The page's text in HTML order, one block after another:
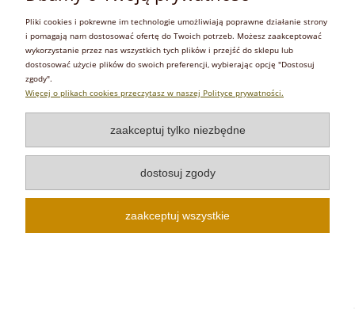
Pliki cookies i pokrewne im technologie umożliwiają poprawne działanie strony
i pomagają nam dostosować ofertę do Twoich potrzeb. Możesz zaakceptować
wykorzystanie przez nas wszystkich tych plików i przejść do sklepu lub
dostosować użycie plików do swoich preferencji, wybierając opcję "Dostosuj
zgody".
Więcej o plikach cookies przeczytasz w naszej Polityce prywatności.
zaakceptuj tylko niezbędne
dostosuj zgody
zaakceptuj wszystkie